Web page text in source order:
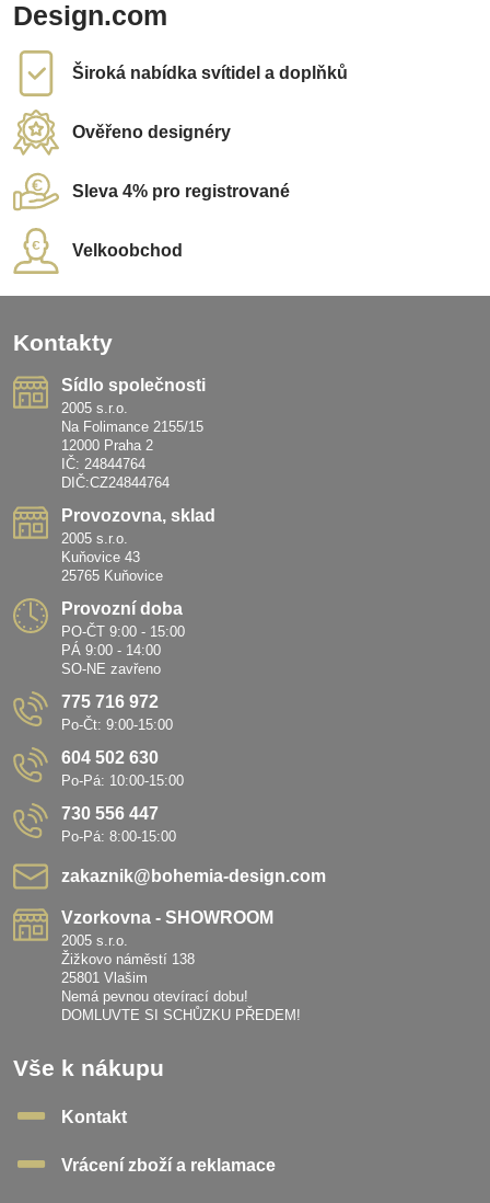
Design.com
Široká nabídka svítidel a doplňků
Ověřeno designéry
Sleva 4% pro registrované
Velkoobchod
Kontakty
Sídlo společnosti
2005 s.r.o.
Na Folimance 2155/15
12000 Praha 2
IČ: 24844764
DIČ:CZ24844764
Provozovna, sklad
2005 s.r.o.
Kuňovice 43
25765 Kuňovice
Provozní doba
PO-ČT 9:00 - 15:00
PÁ 9:00 - 14:00
SO-NE zavřeno
775 716 972
Po-Čt: 9:00-15:00
604 502 630
Po-Pá: 10:00-15:00
730 556 447
Po-Pá: 8:00-15:00
zakaznik​@bohemia-design​.com
Vzorkovna - SHOWROOM
2005 s.r.o.
Žižkovo náměstí 138
25801 Vlašim
Nemá pevnou otevírací dobu!
DOMLUVTE SI SCHŮZKU PŘEDEM!
Vše k nákupu
Kontakt
Vrácení zboží a reklamace